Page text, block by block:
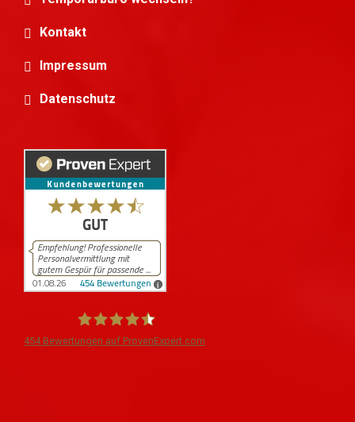
Kontakt
Impressum
Datenschutz
454 Bewertungen auf ProvenExpert.com